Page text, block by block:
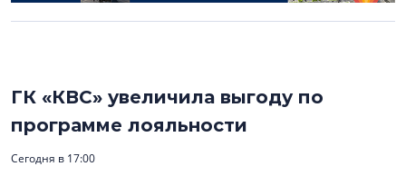
ГК «КВС» увеличила выгоду по
программе лояльности
Сегодня в 17:00